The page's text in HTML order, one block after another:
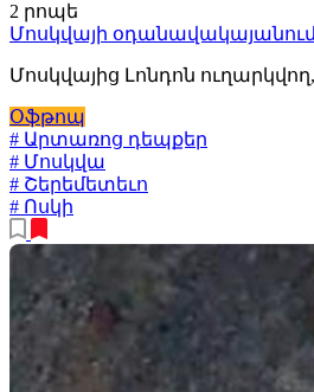
2 րոպե
Մոսկվայի օդանավակայանում
Մոսկվայից Լոնդոն
Օֆթոպ
# Արտառոց դեպքեր
# Մոսկվա
# Շերեմետեւո
# Ոսկի